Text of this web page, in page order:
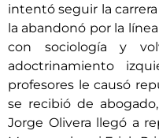
intentó seguir la
la abandonó por la
con sociología y
adoctrinamiento
profesores le causó
se recibió de
Jorge Olivera llegó a